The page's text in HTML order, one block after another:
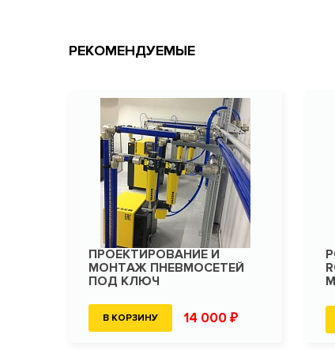
РЕКОМЕНДУЕМЫЕ
ПРОЕКТИРОВАНИЕ И
МОНТАЖ ПНЕВМОСЕТЕЙ
ПОД КЛЮЧ
В КОРЗИНУ 14 000 ₽